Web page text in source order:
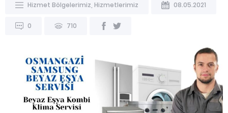
Hizmet Bölgelerimiz Hizmetlerimiz 08.05.2021
0 710